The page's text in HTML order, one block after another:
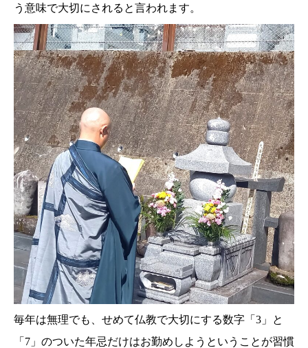
う意味で大切にされると言われます。
毎年は無理でも、せめて仏教で大切にする数字「3」と
「7」のついた年忌だけはお勤めしようということが習慣